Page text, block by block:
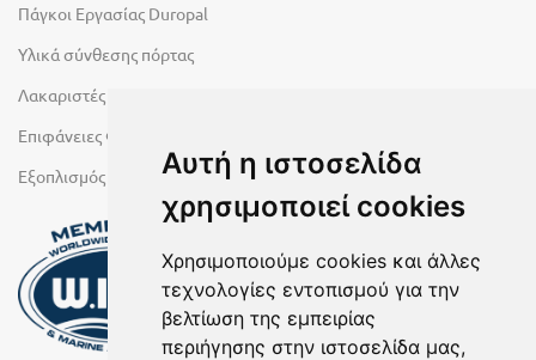
Αυτή η ιστοσελίδα
χρησιμοποιεί cookies
Χρησιμοποιούμε cookies και άλλες
τεχνολογίες εντοπισμού για την
βελτίωση της εμπειρίας
περιήγησης στην ιστοσελίδα μας,
Πάγκοι Εργασίας Duropal
Υλικά σύνθεσης πόρτας
Λακαριστές επιφάνειες Primeboard
Επιφάνειες Φυσικών Πετρωμάτων
Εξοπλισμός Υγρών Χώρων